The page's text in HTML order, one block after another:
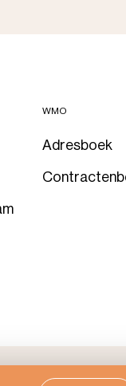
WMO
Adresboek